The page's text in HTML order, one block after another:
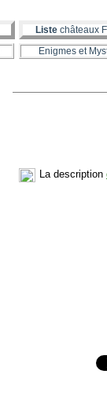
Liste châteaux
Enigmes et
La description